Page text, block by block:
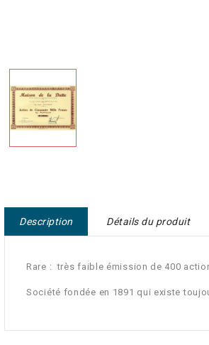
Description Détails du produit
Rare : très faible émission de 400
Société fondée en 1891 qui existe